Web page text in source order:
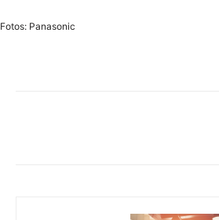
Fotos: Panasonic